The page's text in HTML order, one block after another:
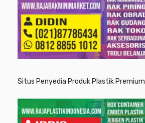
Situs Penyedia Produk Plastik Premium